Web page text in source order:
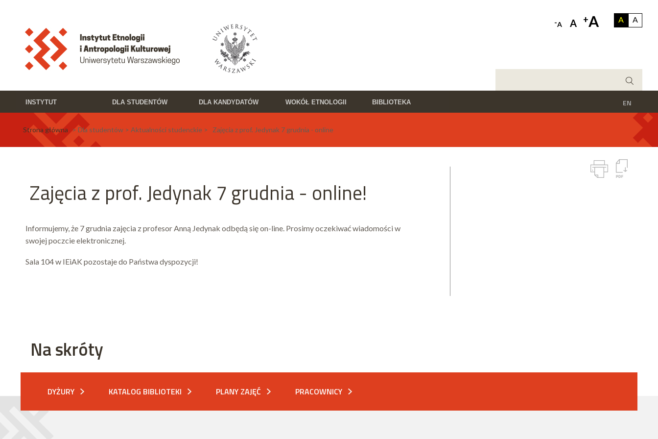
A
A
-A A +A
INSTYTUT DLA STUDENTÓW DLA KANDYDATÓW WOKÓŁ ETNOLOGII BIBLIOTEKA EN
Strona główna > Dla studentów > Aktualności studenckie > Zajęcia z prof. Jedynak 7 grudnia - online
Zajęcia z prof. Jedynak 7 grudnia - online!
Informujemy, że 7 grudnia zajęcia z profesor Anną Jedynak odbędą się on-line. Prosimy oczekiwać wiadomości w
swojej poczcie elektronicznej.
Sala 104 w IEiAK pozostaje do Państwa dyspozycji!
Na skróty
DYŻURY KATALOG BIBLIOTEKI PLANY ZAJĘĆ PRACOWNICY